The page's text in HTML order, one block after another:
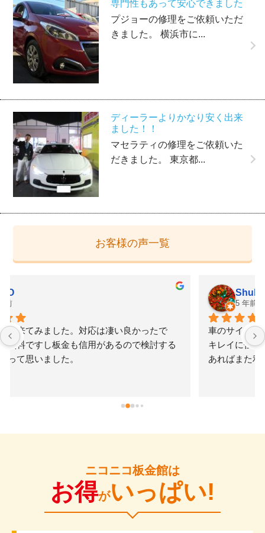
専門性もあって安心できました
プジョーの修理をご依頼いただ
きました。 横浜市に...
ディーラーよりかなり安く出来
ました！！
マセラティの修理をご依頼いた
だきました。 東京都...
お客様の声一覧
車のサイドシルを擦ってしまい修理を依頼。早く安く
キレイに仕上げてもらえたのでかなり満足です。何か
あればまた利用させてもらいたいと思いました。
ニコニコ板金館は
お得がいっぱい!